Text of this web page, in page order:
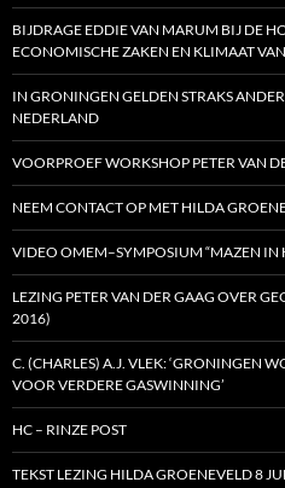
BIJDRAGE EDDIE VAN MARUM BIJ DE
ECONOMISCHE ZAKEN EN KLIMAAT
IN GRONINGEN GELDEN STRAKS
NEDERLAND
VOORPROEF WORKSHOP PETER VAN
NEEM CONTACT OP MET HILDA
VIDEO OMEM–SYMPOSIUM “MAZEN IN
LEZING PETER VAN DER GAAG OVER
2016)
C. (CHARLES) A.J. VLEK: ‘GRONINGEN
VOOR VERDERE GASWINNING’
HC – RINZE POST
TEKST LEZING HILDA GROENEVELD 8